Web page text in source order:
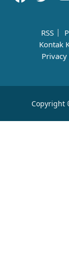
RSS
Kontak
Copyright